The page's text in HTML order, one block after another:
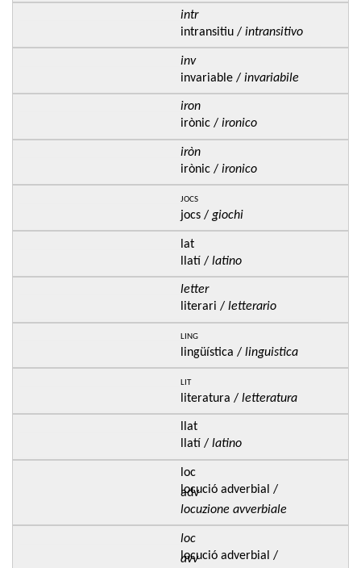
intr
intransitiu / intransitivo
inv
invariable / invariabile
iron
irònic / ironico
iròn
irònic / ironico
jocs
jocs / giochi
lat
llatí / latino
letter
literari / letterario
ling
lingüística / linguistica
lit
literatura / letteratura
llat
llatí / latino
loc
adv
locució adverbial /
locuzione avverbiale
loc
avv
locució adverbial /